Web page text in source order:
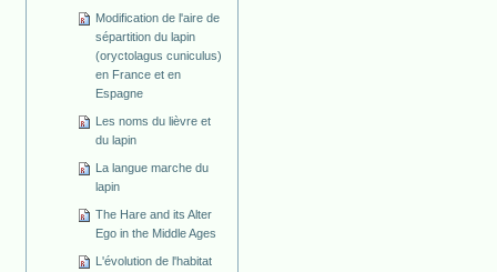
Modification de l'aire de
sépartition du lapin
(oryctolagus cuniculus)
en France et en
Espagne
Les noms du lièvre et
du lapin
La langue marche du
lapin
The Hare and its Alter
Ego in the Middle Ages
L'évolution de l'habitat